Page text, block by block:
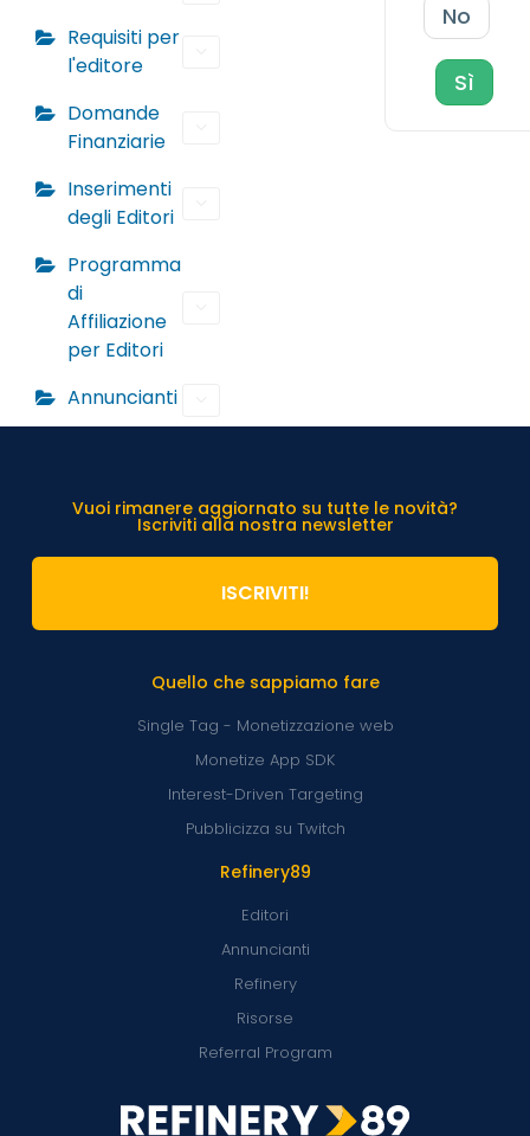
Requisiti per
l'editore
Domande
Finanziarie
Inserimenti
degli Editori
Programma
di
Affiliazione
per Editori
Annuncianti
No
Sì
Refinery89
Editori
Annuncianti
Refinery
Risorse
Referral Program
Quello che sappiamo fare
Single Tag - Monetizzazione web
Monetize App SDK
Interest-Driven Targeting
Pubblicizza su Twitch
Vuoi rimanere aggiornato su tutte le novità?
Iscriviti alla nostra newsletter
ISCRIVITI!